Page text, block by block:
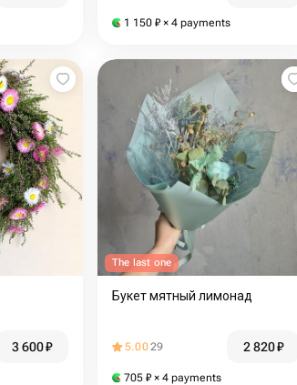
1 150 ₽ × 4 payments
3 600₽
The last one
Букет мятный лимонад
5.0029 2 820₽
705 ₽ × 4 payments